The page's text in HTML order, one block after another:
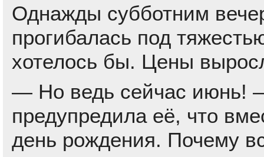
Однажды субботним
прогибалась под
хотелось бы. Цены
— Но ведь сейчас июнь!
предупредила её, что
день рождения. Почему